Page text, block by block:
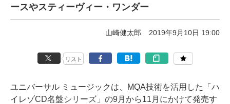
ースやスティーヴィー・ワンダー
山崎健太郎 2019年9月10日 19:00
リスト
ユニバーサル ミュージックは、MQA技術を活用した「ハ
イレゾCD名盤シリーズ」の9月から11月にかけて発売す